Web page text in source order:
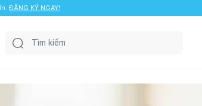
ĐĂNG KÝ NGAY!